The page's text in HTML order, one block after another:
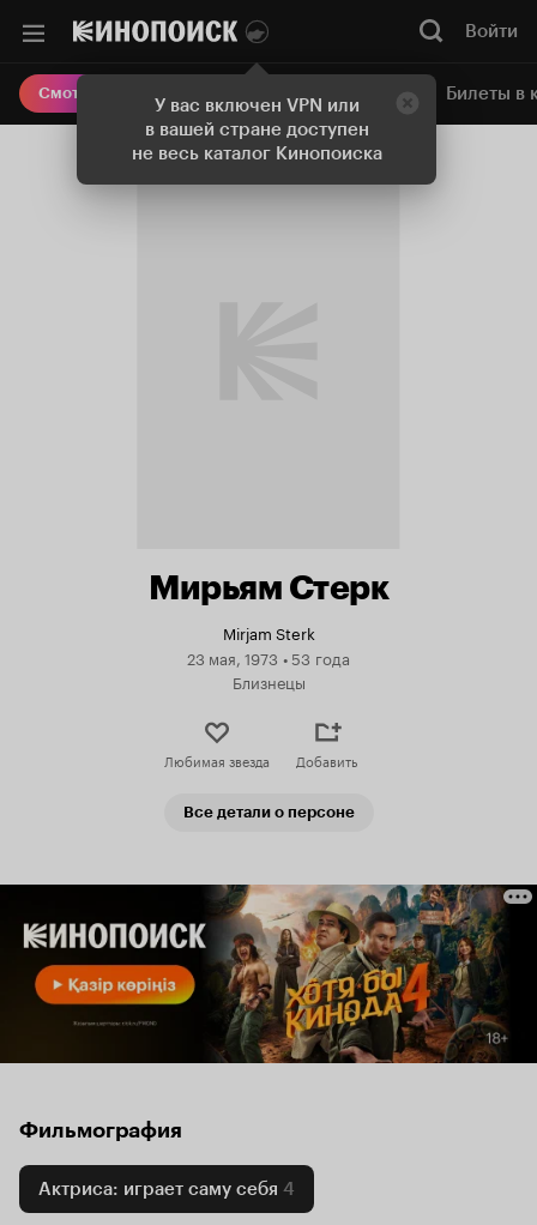
У вас включен VPN или
в вашей стране доступен
не весь каталог Кинопоиска
Войти
Смотреть кино Онлайн-кинотеатр Билеты в
Мирьям Стерк
Mirjam Sterk
23 мая, 1973 •53 года
Близнецы
Любимая звезда Добавить
Все детали о персоне
Фильмография
Актриса: играет саму себя 4